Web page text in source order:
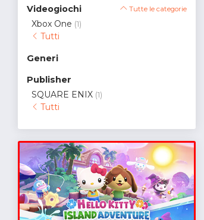
Videogiochi Tutte le categorie
Xbox One (1)
Tutti
Generi
Publisher
SQUARE ENIX (1)
Tutti